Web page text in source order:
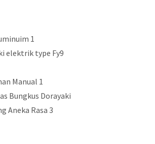
1
elektrik type Fy9
Manual 1
Bungkus Dorayaki
Aneka Rasa 3